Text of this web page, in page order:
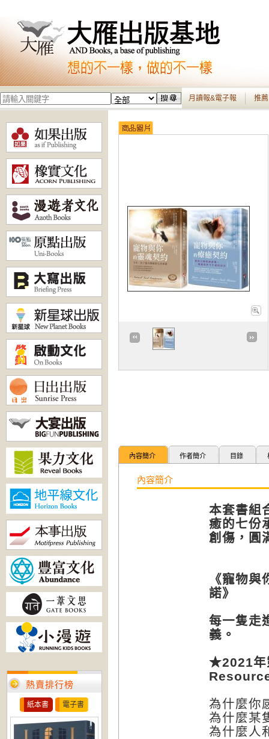
月讀報&電子報 推
熱賣排行榜
紙本書 電子書
內容簡介 作者簡介 目錄
內容簡介
本套書組
癒的七份
創傷，圓
《寵物
諾》
每一隻走
義。
★2021年
為什麼你
為什麼某
為什麼人